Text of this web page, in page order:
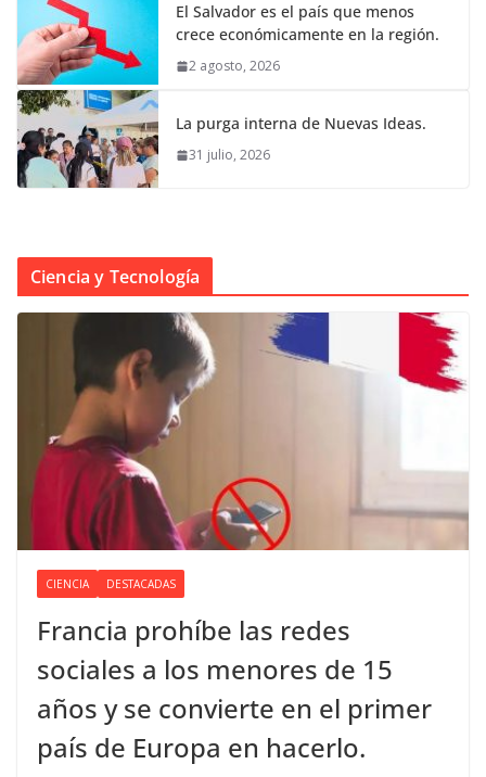
El Salvador es el país que menos
crece económicamente en la región.
2 agosto, 2026
La purga interna de Nuevas Ideas.
31 julio, 2026
Ciencia y Tecnología
CIENCIA DESTACADAS
Francia prohíbe las redes
sociales a los menores de 15
años y se convierte en el primer
país de Europa en hacerlo.